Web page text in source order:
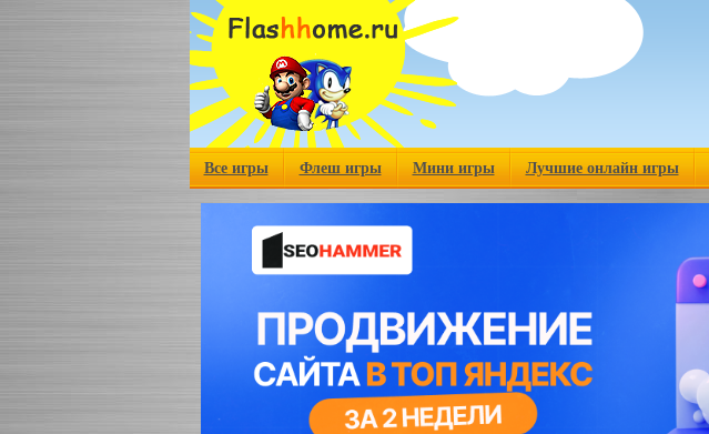
Все игры Флеш игры Мини игры Лучшие онлайн игры